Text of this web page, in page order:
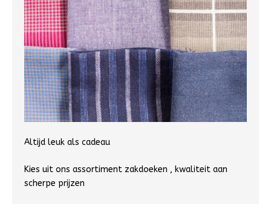
Altijd leuk als cadeau
Kies uit ons assortiment zakdoeken , kwaliteit aan
scherpe prijzen